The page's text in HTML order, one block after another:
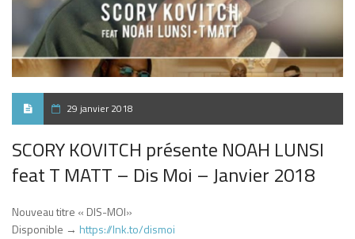
29 janvier 2018
SCORY KOVITCH présente NOAH LUNSI
feat T MATT – Dis Moi – Janvier 2018
Nouveau titre « DIS-MOI»
Disponible → https://lnk.to/dismoi